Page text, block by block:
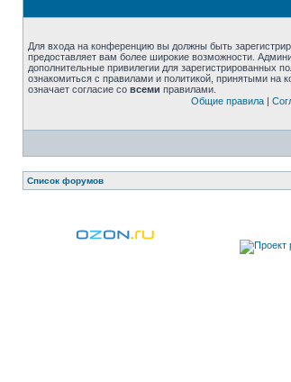
Для входа на конференцию вы должны быть
предоставляет вам более широкие возможности.
дополнительные привилегии для зарегистрированных
ознакомиться с правилами и политикой, принятыми
означает согласие со всеми правилами.
Общие правила|
Список форумов